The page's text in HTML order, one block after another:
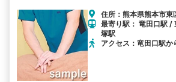
住所：熊本県熊本市
最寄り駅： 竜田口駅 /
塚駅
アクセス：竜田口駅か